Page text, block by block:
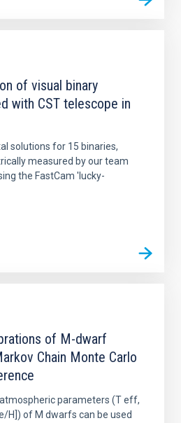
of visual binary
with CST telescope in
solutions for 15 binaries,
measured by our team
the FastCam 'lucky-
of M-dwarf
Chain Monte Carlo
parameters (T eff,
H]) of M dwarfs can be used